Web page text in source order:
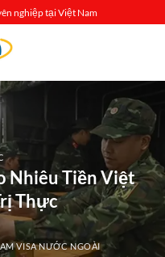
nghiệp tại Việt Nam
Nhiêu Tiền Việt
Thực
VISA NƯỚC NGOÀI